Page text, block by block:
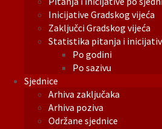
Inicijative Gradskog vijeća
Zaključci Gradskog vijeća
Statistika pitanja i
Po godini
Po sazivu
Sjednice
Arhiva zaključaka
Arhiva poziva
Održane sjednice